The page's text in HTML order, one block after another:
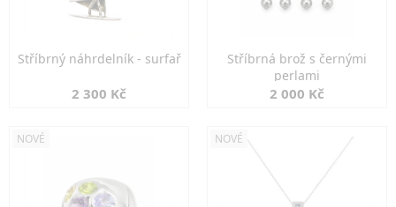
Stříbrný náhrdelník - surfař
2 300 Kč
Stříbrná brož s černými
perlami
2 000 Kč
NOVÉ NOVÉ